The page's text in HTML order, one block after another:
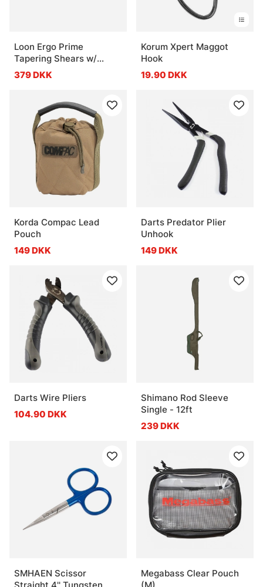
Loon Ergo Prime
Tapering Shears w/
Precision Peg - Black
379 DKK
Korum Xpert Maggot
Hook
19.90 DKK
Korda Compac Lead
Pouch
149 DKK
Darts Predator Plier
Unhook
149 DKK
Darts Wire Pliers
104.90 DKK
Shimano Rod Sleeve
Single - 12ft
239 DKK
SMHAEN Scissor
Straight 4'' Tungsten
Megabass Clear Pouch
(M)